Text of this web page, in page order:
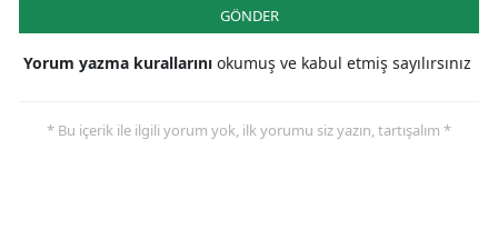
GÖNDER
Yorum yazma kurallarını okumuş ve kabul etmiş sayılırsınız
* Bu içerik ile ilgili yorum yok, ilk yorumu siz yazın, tartışalım *